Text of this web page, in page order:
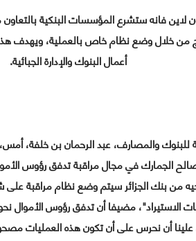
فانه ستشرع المؤسسات البنكية بالتعاون
من خلال وضع نظام خاص بالعملية، ويهدف
أعمال البنوك والإدارة الجبائية.
للبنوك والمصارف، عبد الرحمان بن خلفة،
الجمارك في مجال مراقبة تدفق رؤوس
بأنه "بتوجيه من بنك الجزائر سيتم وضع نظام
الاستيراد"، مضيفا أن تدفق رؤوس الأموال
أن نحرس على أن تكون هذه العمليات